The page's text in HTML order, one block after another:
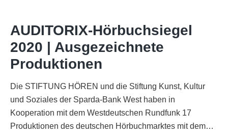
Funkhaus
Köln
AUDITORIX-Hörbuchsiegel
2020 | Ausgezeichnete
Produktionen
Die STIFTUNG HÖREN und die Stiftung Kunst, Kultur
und Soziales der Sparda-Bank West haben in
Kooperation mit dem Westdeutschen Rundfunk 17
Produktionen des deutschen Hörbuchmarktes mit dem…